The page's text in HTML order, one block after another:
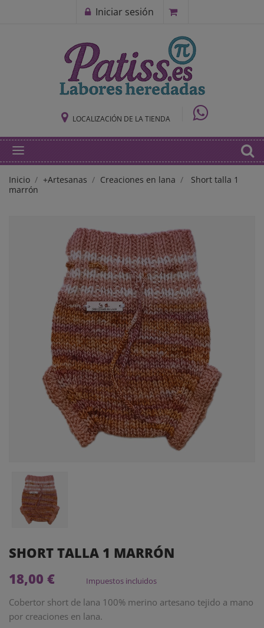
Iniciar sesión
LOCALIZACIÓN DE LA TIENDA
Inicio +Artesanas Creaciones en lana
Short talla 1
marrón
SHORT TALLA 1 MARRÓN
18,00 €
Impuestos incluidos
Cobertor short de lana 100% merino artesano tejido a mano
por creaciones en lana.